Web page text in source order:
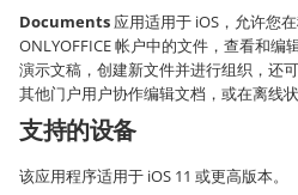
Documents 应用适用于 iOS，允许您
ONLYOFFICE 帐户中的文件，查看和编
演示文稿，创建新文件并进行组织，还
其他门户用户协作编辑文档，或在离线状
支持的设备
该应用程序适用于 iOS 11 或更高版本。